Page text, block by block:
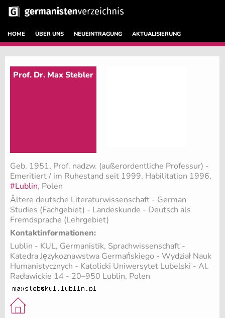
HOME ÜBER UNS NEUEINTRAGUNG AKTUALISIERUNG
Prof. Dr. Max Stebler
Geb. 1951, Prof. nadzw. (außerordentliche Professur) -
Emeritiert / im Ruhestand seit 1999, Habilitation 1996,
#Lublin, Polen
Ältere deutsche Literaturwissenschaft - German
Studies (Fachgebiet) - Landeskunde - Deutsch als
Fremdsprache (Lehrgebiet)
Kontaktinformationen:
Lublin - KUL, Germanistik, Sprachwissenschaft -
Katedra Językoznawstwa Germańskiego - Wydział Nauk
Humanistycznych - Katolicki Uniwersytet Lubelski - Al.
Racławickie 14 - 20–950 Lublin, Polen